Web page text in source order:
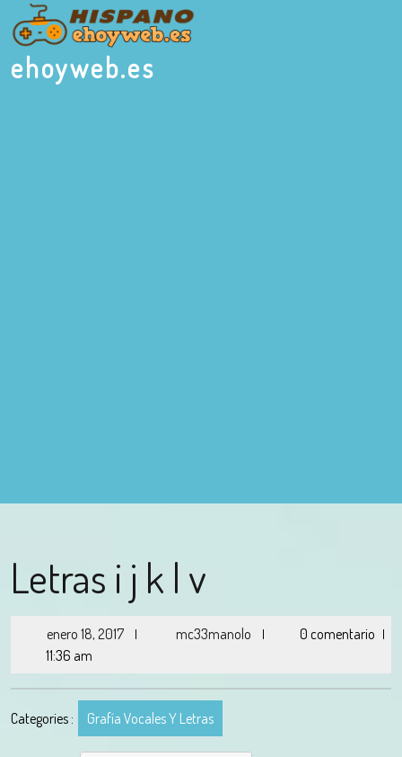
ehoyweb.es
Letras i j k l v
enero 18, 2017 | mc33manolo | 0 comentario |
11:36 am
Categories : Grafía Vocales Y Letras